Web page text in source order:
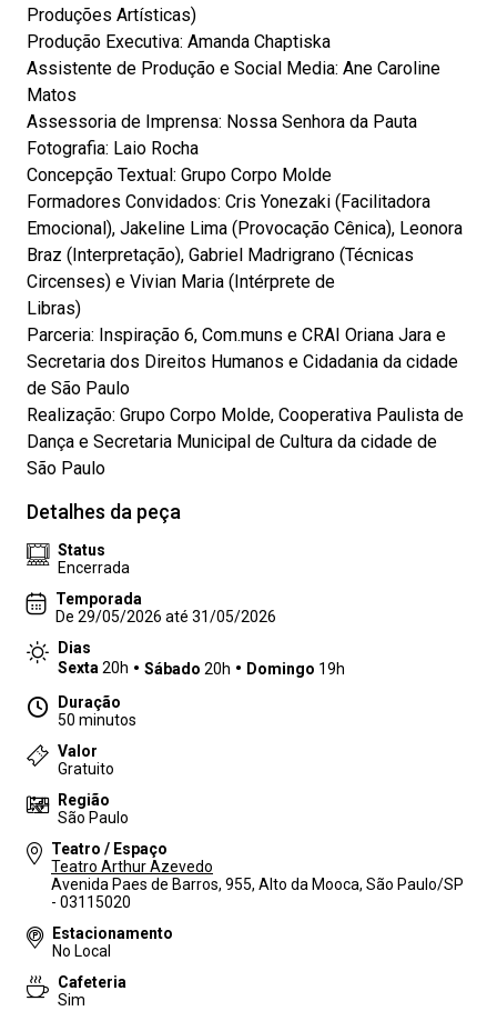
Produções Artísticas)
Produção Executiva: Amanda Chaptiska
Assistente de Produção e Social Media: Ane Caroline
Matos
Assessoria de Imprensa: Nossa Senhora da Pauta
Fotografia: Laio Rocha
Concepção Textual: Grupo Corpo Molde
Formadores Convidados: Cris Yonezaki (Facilitadora
Emocional), Jakeline Lima (Provocação Cênica), Leonora
Braz (Interpretação), Gabriel Madrigrano (Técnicas
Circenses) e Vivian Maria (Intérprete de
Libras)
Parceria: Inspiração 6, Com.muns e CRAI Oriana Jara e
Secretaria dos Direitos Humanos e Cidadania da cidade
de São Paulo
Realização: Grupo Corpo Molde, Cooperativa Paulista de
Dança e Secretaria Municipal de Cultura da cidade de
São Paulo
Detalhes da peça
Status
Encerrada
Temporada
De 29/05/2026 até 31/05/2026
Dias
Sexta 20h Sábado 20h Domingo 19h
Duração
50 minutos
Valor
Gratuito
Região
São Paulo
Teatro / Espaço
Teatro Arthur Azevedo
Avenida Paes de Barros, 955, Alto da Mooca, São Paulo/SP
- 03115020
Estacionamento
No Local
Cafeteria
Sim